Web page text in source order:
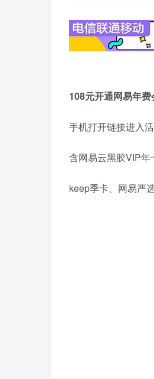
108元开通网易年
手机打开链接进入
含网易云黑胶VIP
keep季卡、网易严